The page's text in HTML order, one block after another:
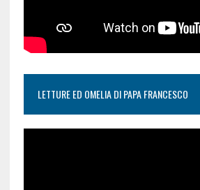
LETTURE ED OMELIA DI PAPA FRANCESCO